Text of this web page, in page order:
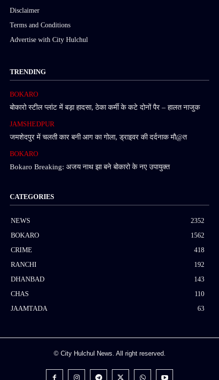
Disclaimer
Terms and Conditions
Advertise with City Hulchul
TRENDING
BOKARO
बोकारो स्टील प्लांट में बड़ा हादसा, ठेका कर्मी के कटे दोनों पैर – हालत नाजुक
JAMSHEDPUR
जमशेदपुर में चलती कार बनी आग का गोला, ड्राइवर की दर्दनाक मौ@त
BOKARO
Bokaro Breaking: अजय नाथ झा बने बोकारो के नए उपायुक्त
CATEGORIES
NEWS
2352
BOKARO
1562
CRIME
418
RANCHI
192
DHANBAD
143
CHAS
110
JAAMTADA
63
© City Hulchul News. All right reserved.